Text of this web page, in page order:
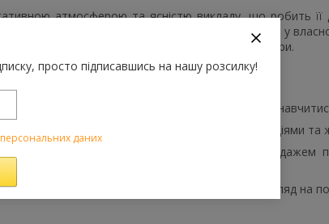
атмосферою та ясністю викладу, що робить
і м’який ритм, який супроводжує читача у
може зупинитися та переосмислити свої вибори.
уповільнитися, поглянути на свої цілі чесно і
практичні поради щодо роботи з розумом, емоціями
перекладами більш ніж на 70 мов, продажем
робіт у жанрі
натхнення, психологічну рівновагу й новий погляд на
просто підписавшись на нашу розсилку!
даних